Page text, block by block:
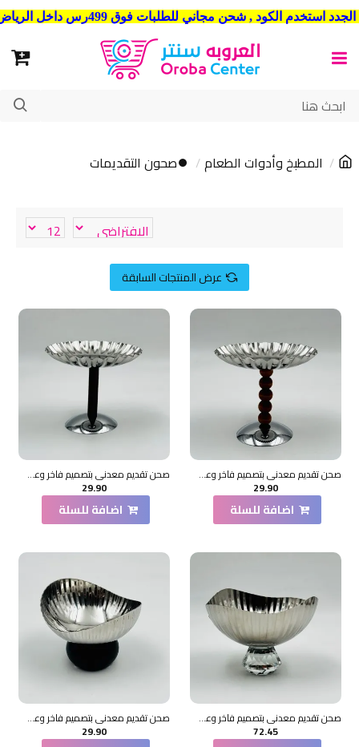
شحن مجاني للطلبات فوق 499رس داخل الرياض . وشحن الي جميع مدن المملكة العربية السعودية
المطبخ وأدوات الطعام ⏺صحون التقديمات
عرض المنتجات السابقة
صحن تقديم معدني بتصميم فاخر وعصري12×14×14سم
29.90
اضافة للسلة
صحن تقديم معدني بتصميم فاخر وعصري12×14×14سم
29.90
اضافة للسلة
صحن تقديم معدني بتصميم فاخر وعصري12×16×16سم
72.45
صحن تقديم معدني بتصميم فاخر وعصري 10×10×8سم
29.90